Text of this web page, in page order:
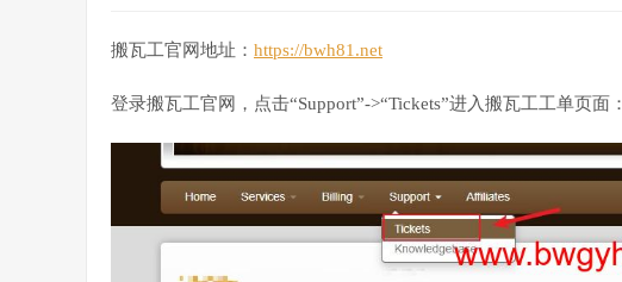
搬瓦工官网地址： https://bwh81.net
登录搬瓦工官网，点击“Support”->“Tickets”进入搬瓦工工单页面：